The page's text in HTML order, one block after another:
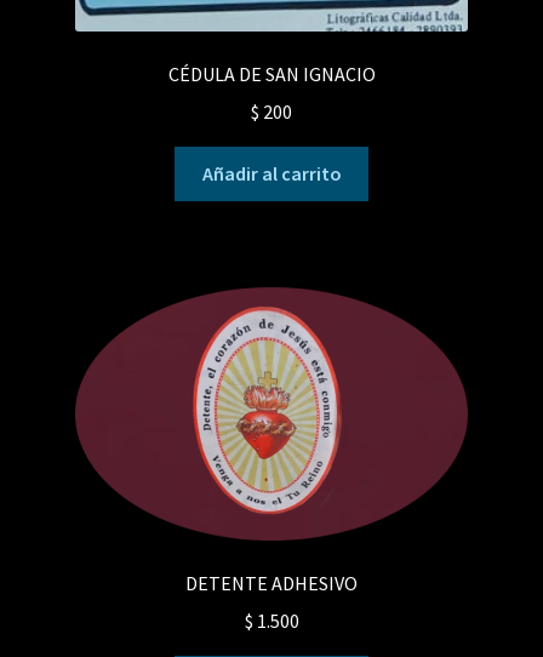
CÉDULA DE SAN IGNACIO
$ 200
Añadir al carrito
DETENTE ADHESIVO
$ 1.500